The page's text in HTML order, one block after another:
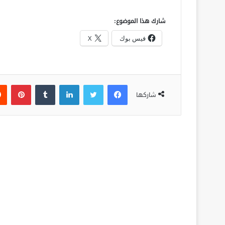
شارك هذا الموضوع:
فيس بوك X
شاركها
فيسبوك لينكدإن بينتيريست